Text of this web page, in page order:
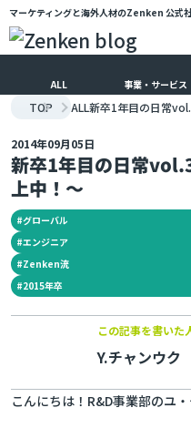
メインコンテンツにスキ
マーケティングと海外人材のZenken 公式
ALL 事業・サービス
TOP ALL新卒1年目の日常
新卒1年目の日常
上中！～
2014年09月05日
#グローバル
#エンジニア
#Zenken流
#2015年卒
この記事を書いた
Y.チャンウク
こんにちは！R&D事業部のユ・